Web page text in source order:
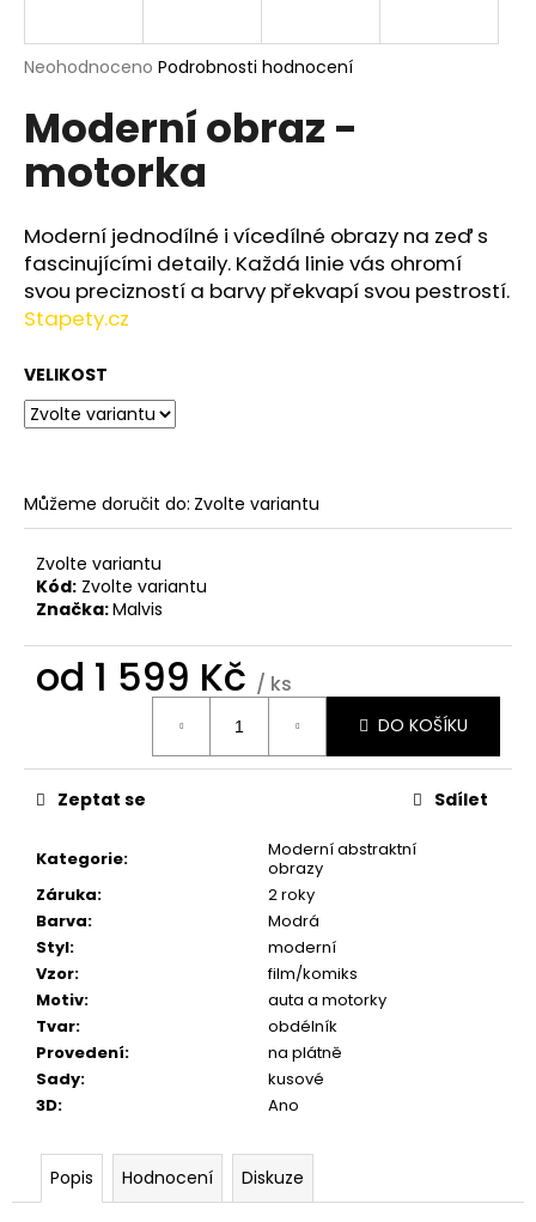
Průměrné
produktu
je
hvězdiček.
Neohodnoceno Podrobnosti hodnocení
Moderní obraz -
motorka
Moderní jednodílné i vícedílné obrazy na zeď s
fascinujícími detaily. Každá linie vás ohromí
svou precizností a barvy překvapí svou pestrostí.
Stapety.cz
VELIKOST
Můžeme doručit do: Zvolte variantu
Zvolte variantu
Kód: Zvolte variantu
Značka:Malvis
od 1 599 Kč / ks
DO KOŠÍKU
Kategorie:
Moderní abstraktní
obrazy
Záruka:
2 roky
Barva:
Modrá
Styl:
moderní
Vzor:
film/komiks
Motiv:
auta a motorky
Tvar:
obdélník
Provedení:
na plátně
Sady:
kusové
3D: Ano
Zeptat se Sdílet
Popis Hodnocení Diskuze
j
t
?
HLEDAT
D
o
p
u
č
u
e
m
e
NA
Kč